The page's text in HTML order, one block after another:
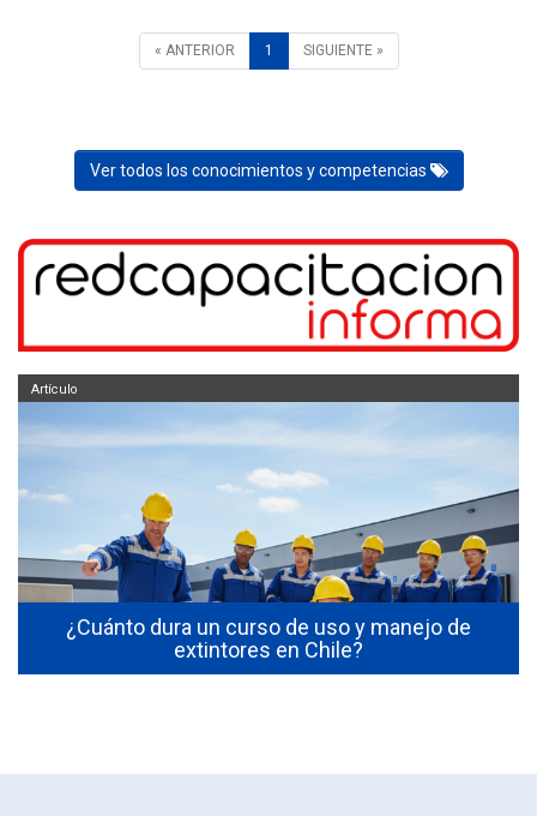
« ANTERIOR 1 SIGUIENTE »
Ver todos los conocimientos y competencias
¿Cuánto dura un curso de uso y manejo de
extintores en Chile?
Artículo